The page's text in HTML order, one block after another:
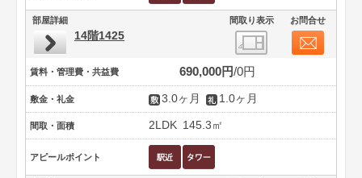
部屋詳細 間取り表示 お問合せ
14階1425
賃料・管理費・共益費 690,000円 0円
敷金・礼金 3.0ヶ月 1.0ヶ月
間取・面積 2LDK 145.3㎡
アピールポイント